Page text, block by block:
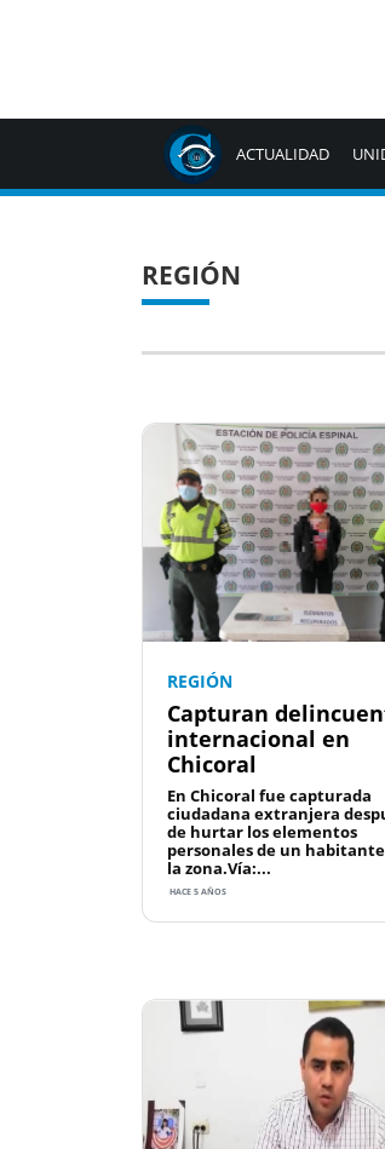
ACTUALIDAD
REGIÓN
REGIÓN
Capturan
internacional en
Chicoral
En Chicoral fue capturada
ciudadana extranjera
de hurtar los elementos
personales de un
la zona.Vía:...
HACE 5 AÑOS